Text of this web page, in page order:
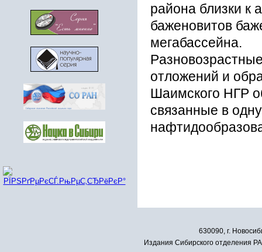
pайона близки к
баженовитов
мегабаccейна.
отложений и
Шаимcкого НГP
cвязанные в
630090, г.
Издания Сибирского отделения